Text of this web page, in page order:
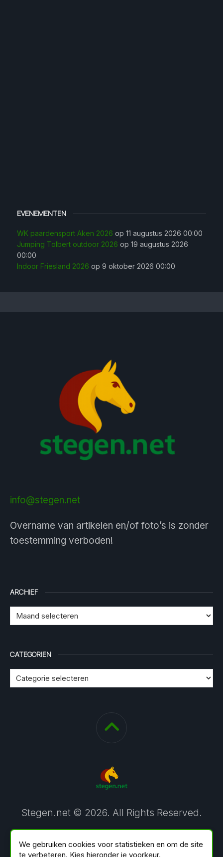
EVENEMENTEN
WK paardensport Aken 2026 op 11 augustus 2026 00:00
Jumping Tolbert outdoor 2026 op 19 augustus 2026
00:00
Indoor Friesland 2026 op 9 oktober 2026 00:00
info@stegen.net
Overname van artikelen en/of foto’s is zonder
toestemming verboden!
ARCHIEF
CATEGORIEN
Stegen.net © 2026. All Rights Reserved.
We gebruiken cookies voor statistieken en om de site
te verbeteren. Kies hieronder je voorkeur.